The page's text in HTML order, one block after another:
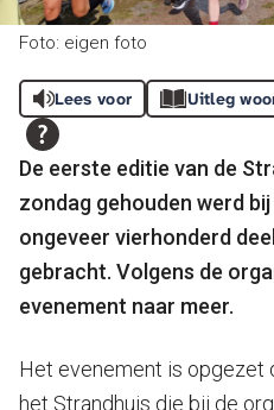
Foto: eigen foto
Lees voor Uitleg
De eerste editie van de
zondag gehouden werd
ongeveer vierhonderd
gebracht. Volgens de
evenement naar meer.
Het evenement is opgezet
het Strandhuis die bij de